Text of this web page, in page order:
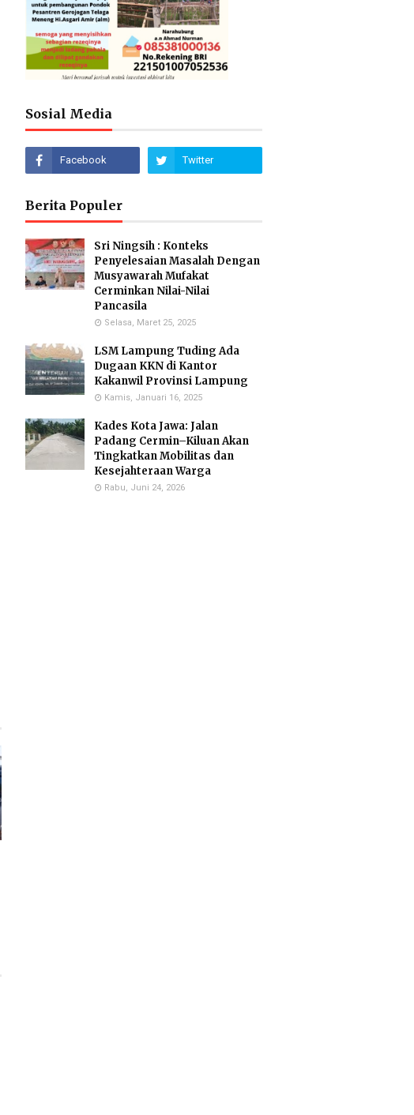
Sosial Media
Berita Populer
Sri Ningsih : Konteks
Penyelesaian Masalah Dengan
Musyawarah Mufakat
Cerminkan Nilai-Nilai
Pancasila
Selasa, Maret 25, 2025
LSM Lampung Tuding Ada
Dugaan KKN di Kantor
Kakanwil Provinsi Lampung
Kamis, Januari 16, 2025
Kades Kota Jawa: Jalan
Padang Cermin–Kiluan Akan
Tingkatkan Mobilitas dan
Kesejahteraan Warga
Rabu, Juni 24, 2026